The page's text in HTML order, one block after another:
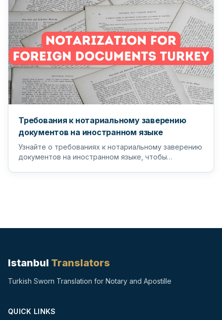
Требования к нотариальному заверению
документов на иностранном языке
Узнайте о требованиях к нотариальному заверению
документов на иностранном языке, чтобы
Istanbul Translators
Turkish Sworn Translation for Notary and Apostille
QUICK LINKS